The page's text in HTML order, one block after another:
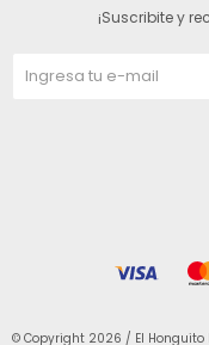
¡Suscribite y
© Copyright 2026 / El Honguito